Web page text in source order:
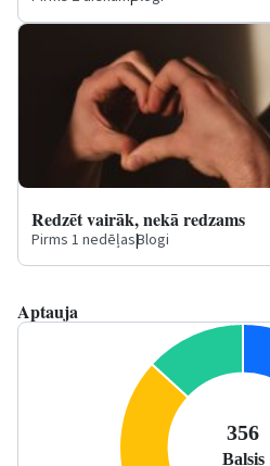
Redzēt vairāk, nekā redzams
Pirms 1 nedēļas|Blogi
Aptauja